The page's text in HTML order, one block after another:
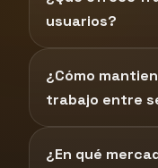
usuarios?
¿Cómo
trabajo entre
¿En qué